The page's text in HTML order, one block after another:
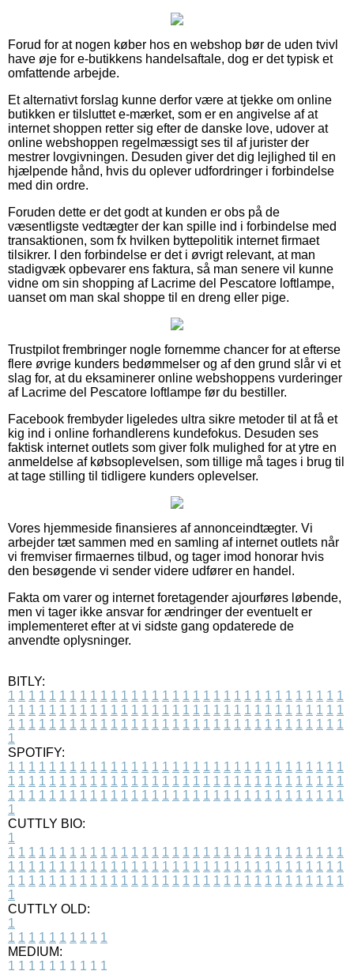
Forud for at nogen køber hos en webshop bør de uden tvivl
have øje for e-butikkens handelsaftale, dog er det typisk et
omfattende arbejde.
Et alternativt forslag kunne derfor være at tjekke om online
butikken er tilsluttet e-mærket, som er en angivelse af at
internet shoppen retter sig efter de danske love, udover at
online webshoppen regelmæssigt ses til af jurister der
mestrer lovgivningen. Desuden giver det dig lejlighed til en
hjælpende hånd, hvis du oplever udfordringer i forbindelse
med din ordre.
Foruden dette er det godt at kunden er obs på de
væsentligste vedtægter der kan spille ind i forbindelse med
transaktionen, som fx hvilken byttepolitik internet firmaet
tilsikrer. I den forbindelse er det i øvrigt relevant, at man
stadigvæk opbevarer ens faktura, så man senere vil kunne
vidne om sin shopping af Lacrime del Pescatore loftlampe,
uanset om man skal shoppe til en dreng eller pige.
Trustpilot frembringer nogle fornemme chancer for at efterse
flere øvrige kunders bedømmelser og af den grund slår vi et
slag for, at du eksaminerer online webshoppens vurderinger
af Lacrime del Pescatore loftlampe før du bestiller.
Facebook frembyder ligeledes ultra sikre metoder til at få et
kig ind i online forhandlerens kundefokus. Desuden ses
faktisk internet outlets som giver folk mulighed for at ytre en
anmeldelse af købsoplevelsen, som tillige må tages i brug til
at tage stilling til tidligere kunders oplevelser.
Vores hjemmeside finansieres af annonceindtægter. Vi
arbejder tæt sammen med en samling af internet outlets når
vi fremviser firmaernes tilbud, og tager imod honorar hvis
den besøgende vi sender videre udfører en handel.
Fakta om varer og internet foretagender ajourføres løbende,
men vi tager ikke ansvar for ændringer der eventuelt er
implementeret efter at vi sidste gang opdaterede de
anvendte oplysninger.
BITLY:
1 1 1 1 1 1 1 1 1 1 1 1 1 1 1 1 1 1 1 1 1 1 1 1 1 1 1 1 1 1 1 1 1
1 1 1 1 1 1 1 1 1 1 1 1 1 1 1 1 1 1 1 1 1 1 1 1 1 1 1 1 1 1 1 1 1
1 1 1 1 1 1 1 1 1 1 1 1 1 1 1 1 1 1 1 1 1 1 1 1 1 1 1 1 1 1 1 1 1
1
SPOTIFY:
1 1 1 1 1 1 1 1 1 1 1 1 1 1 1 1 1 1 1 1 1 1 1 1 1 1 1 1 1 1 1 1 1
1 1 1 1 1 1 1 1 1 1 1 1 1 1 1 1 1 1 1 1 1 1 1 1 1 1 1 1 1 1 1 1 1
1 1 1 1 1 1 1 1 1 1 1 1 1 1 1 1 1 1 1 1 1 1 1 1 1 1 1 1 1 1 1 1 1
1
CUTTLY BIO:
1
1 1 1 1 1 1 1 1 1 1 1 1 1 1 1 1 1 1 1 1 1 1 1 1 1 1 1 1 1 1 1 1 1
1 1 1 1 1 1 1 1 1 1 1 1 1 1 1 1 1 1 1 1 1 1 1 1 1 1 1 1 1 1 1 1 1
1 1 1 1 1 1 1 1 1 1 1 1 1 1 1 1 1 1 1 1 1 1 1 1 1 1 1 1 1 1 1 1 1
1
CUTTLY OLD:
1
1 1 1 1 1 1 1 1 1 1
MEDIUM:
1 1 1 1 1 1 1 1 1 1